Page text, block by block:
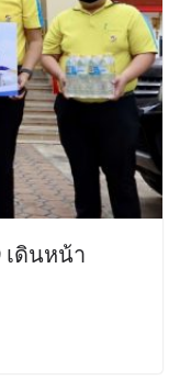
เดินหน้า